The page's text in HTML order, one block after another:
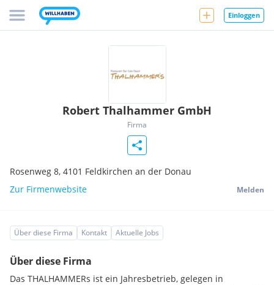
Einloggen
Robert Thalhammer GmbH
Firma
Rosenweg 8, 4101 Feldkirchen an der Donau
Zur Firmenwebsite
Melden
Über diese Firma Kontakt Aktuelle Jobs
Über diese Firma
Das THALHAMMERs ist ein Jahresbetrieb, gelegen in